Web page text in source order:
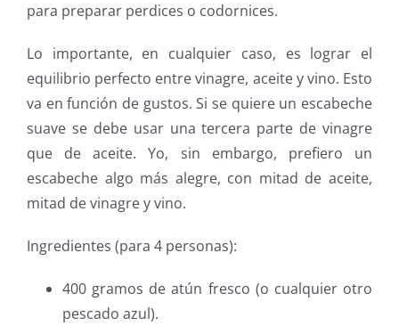
para preparar perdices o codornices.
Lo importante, en cualquier caso, es lograr el
equilibrio perfecto entre vinagre, aceite y vino. Esto
va en función de gustos. Si se quiere un escabeche
suave se debe usar una tercera parte de vinagre
que de aceite. Yo, sin embargo, prefiero un
escabeche algo más alegre, con mitad de aceite,
mitad de vinagre y vino.
Ingredientes (para 4 personas):
400 gramos de atún fresco (o cualquier otro
pescado azul).